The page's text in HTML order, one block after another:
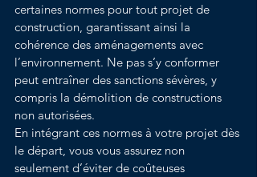
certaines normes pour tout projet de
construction, garantissant ainsi la
cohérence des aménagements avec
l’environnement. Ne pas s’y conformer
peut entraîner des sanctions sévères, y
compris la démolition de constructions
non autorisées.
En intégrant ces normes à votre projet dès
le départ, vous vous assurez non
seulement d’éviter de coûteuses